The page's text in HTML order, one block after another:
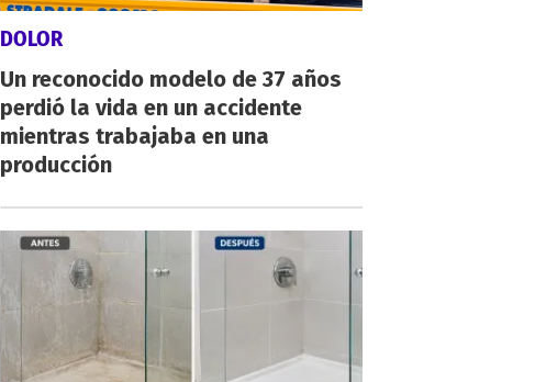
DOLOR
Un reconocido modelo de 37 años
perdió la vida en un accidente
mientras trabajaba en una
producción